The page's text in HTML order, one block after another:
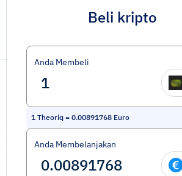
Beli kripto
Anda Membeli
1 Theoriq = 0.00891768 Euro
Anda Membelanjakan